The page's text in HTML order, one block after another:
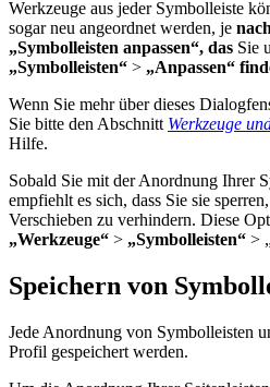
Werkzeuge aus jeder Symbolleiste
sogar neu angeordnet werden, je
„Symbolleisten anpassen“, das Sie
„Symbolleisten“ > „Anpassen“
Wenn Sie mehr über dieses
Sie bitte den Abschnitt Werkzeuge
Hilfe.
Sobald Sie mit der Anordnung Ihrer
empfiehlt es sich, dass Sie sie
Verschieben zu verhindern. Diese
„Werkzeuge“ > „Symbolleisten“ >
Speichern von
Jede Anordnung von Symbolleisten
Profil gespeichert werden.